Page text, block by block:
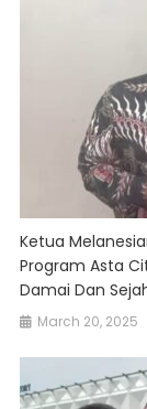
Ketua
Program Asta
Damai Dan
March 20, 2025